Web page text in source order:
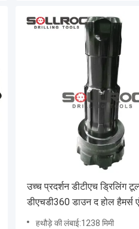
उच्च प्रदर्शन डीटीएच ड्रिलिंग
डीएचडी360 डाउन द होल हैमर्स
हथौड़े की लंबाई:1238 मिमी